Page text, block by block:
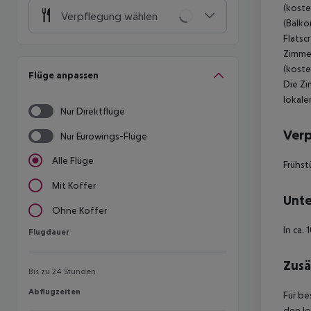
Verpflegung wählen
Flüge anpassen
Nur Direktflüge
Nur Eurowings-Flüge
Alle Flüge
Mit Koffer
Ohne Koffer
Flugdauer
Flugdauer
Bis zu 24 Stunden
Abflugzeiten
Abflugzeiten
Die
In ca.
Für